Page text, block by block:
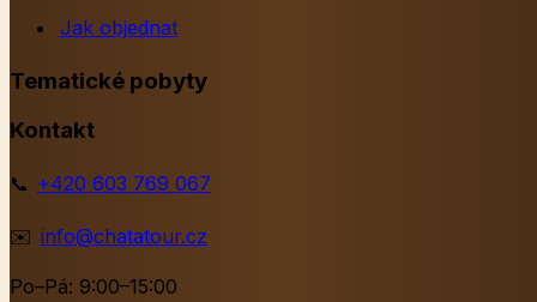
Jak objednat
Tematické pobyty
Kontakt
📞 +420 603 769 067
✉️ info@chatatour.cz
Po–Pá: 9:00–15:00